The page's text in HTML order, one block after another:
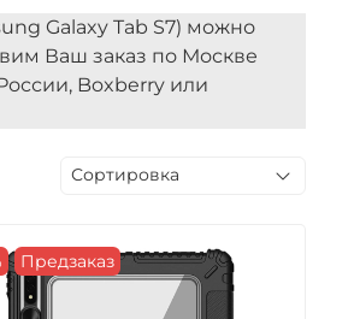
Galaxy Tab S7) можно
Ваш заказ по Москве
Boxberry или
Предзаказ